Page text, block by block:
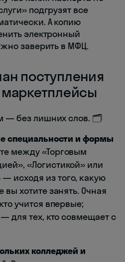
подгрузят все
А копию
электронный
заверить в МФЦ.
поступления
— без лишних слов. 🗂️
специальности и формы
между «Торговым
«Логистикой» или
исходя из того, какую
вы хотите занять. Очная
учится впервые;
для тех, кто совмещает с
колледжей и